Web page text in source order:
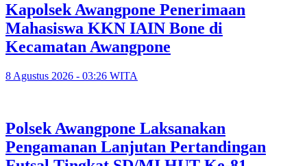
‎Kapolsek Awangpone Penerimaan
Mahasiswa KKN IAIN Bone di
Kecamatan Awangpone
8 Agustus 2026 - 03:26 WITA
Polsek Awangpone Laksanakan
Pengamanan Lanjutan Pertandingan